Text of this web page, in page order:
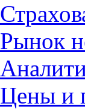
Рынок
Цены и